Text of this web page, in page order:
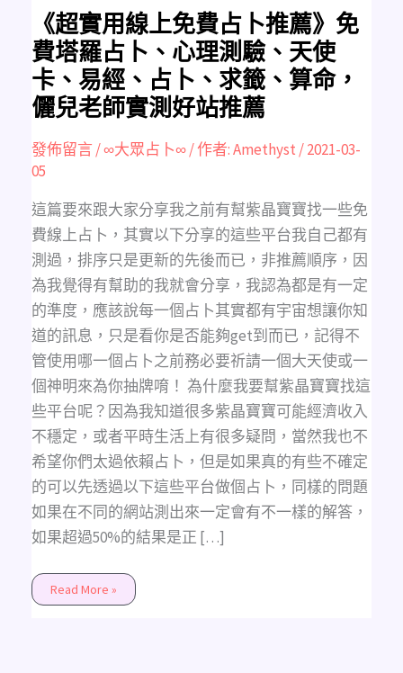
《超實用線上免費占卜推薦》免
費塔羅占卜、心理測驗、天使
卡、易經、占卜、求籤、算命，
儷兒老師實測好站推薦
發佈留言/∞大眾占卜∞/ 作者:Amethyst/2021-03-
05
這篇要來跟大家分享我之前有幫紫晶寶寶找一些免
費線上占卜，其實以下分享的這些平台我自己都有
測過，排序只是更新的先後而已，非推薦順序，因
為我覺得有幫助的我就會分享，我認為都是有一定
的準度，應該說每一個占卜其實都有宇宙想讓你知
道的訊息，只是看你是否能夠get到而已，記得不
管使用哪一個占卜之前務必要祈請一個大天使或一
個神明來為你抽牌唷！ 為什麼我要幫紫晶寶寶找這
些平台呢？因為我知道很多紫晶寶寶可能經濟收入
不穩定，或者平時生活上有很多疑問，當然我也不
希望你們太過依賴占卜，但是如果真的有些不確定
的可以先透過以下這些平台做個占卜，同樣的問題
如果在不同的網站測出來一定會有不一樣的解答，
如果超過50%的結果是正 […]
心
理
測
驗、
天
使
卡、
易
經、
卜、
求
儷
兒
老
師
實
測
好
站
推
薦
Read More »